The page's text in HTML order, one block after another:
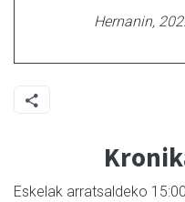
Hernanin,
Eskelak arratsaldeko